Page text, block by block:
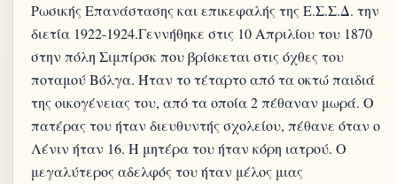
Ρωσικής Επανάστασης και επικεφαλής της Ε.Σ.Σ.Δ. την
διετία 1922-1924.Γεννήθηκε στις 10 Απριλίου του 1870
στην πόλη Σιμπίρσκ που βρίσκεται στις όχθες του
ποταμού Βόλγα. Ήταν το τέταρτο από τα οκτώ παιδιά
της οικογένειας του, από τα οποία 2 πέθαναν μωρά. Ο
πατέρας του ήταν διευθυντής σχολείου, πέθανε όταν ο
Λένιν ήταν 16. Η μητέρα του ήταν κόρη ιατρού. Ο
μεγαλύτερος αδελφός του ήταν μέλος μιας